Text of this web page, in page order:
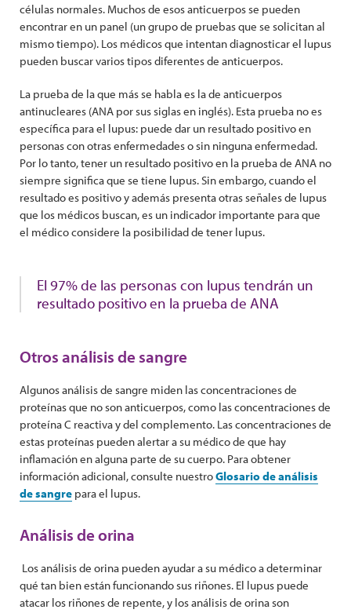
células normales. Muchos de esos anticuerpos se pueden
encontrar en un panel (un grupo de pruebas que se solicitan al
mismo tiempo). Los médicos que intentan diagnosticar el lupus
pueden buscar varios tipos diferentes de anticuerpos.
La prueba de la que más se habla es la de anticuerpos
antinucleares (ANA por sus siglas en inglés). Esta prueba no es
específica para el lupus: puede dar un resultado positivo en
personas con otras enfermedades o sin ninguna enfermedad.
Por lo tanto, tener un resultado positivo en la prueba de ANA no
siempre significa que se tiene lupus. Sin embargo, cuando el
resultado es positivo y además presenta otras señales de lupus
que los médicos buscan, es un indicador importante para que
el médico considere la posibilidad de tener lupus.
El 97% de las personas con lupus tendrán un
resultado positivo en la prueba de ANA
Otros análisis de sangre
Algunos análisis de sangre miden las concentraciones de
proteínas que no son anticuerpos, como las concentraciones de
proteína C reactiva y del complemento. Las concentraciones de
estas proteínas pueden alertar a su médico de que hay
inflamación en alguna parte de su cuerpo. Para obtener
información adicional, consulte nuestroGlosario de análisis
de sangre para el lupus.
Análisis de orina
Los análisis de orina pueden ayudar a su médico a determinar
qué tan bien están funcionando sus riñones. El lupus puede
atacar los riñones de repente, y los análisis de orina son